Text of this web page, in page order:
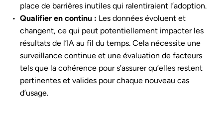
place de barrières inutiles qui ralentiraient l’adoption.
Qualifier en continu : Les données évoluent et
changent, ce qui peut potentiellement impacter les
résultats de l’IA au fil du temps. Cela nécessite une
surveillance continue et une évaluation de facteurs
tels que la cohérence pour s’assurer qu’elles restent
pertinentes et valides pour chaque nouveau cas
d’usage.